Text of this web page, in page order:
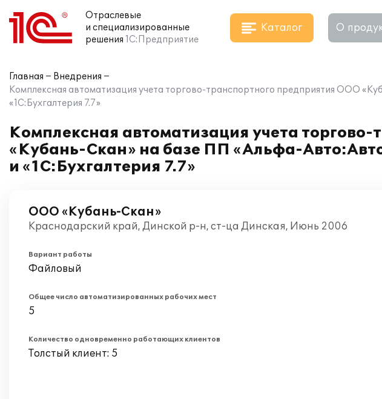
Отраслевые
и специализированные
решения 1С:Предприятие
Каталог О
Главная
Внедрения
Комплексная автоматизация учета торгово-транспортного предприятия ООО
«1С:Бухгалтерия 7.7»
Комплексная автоматизация учета
«Кубань-Скан» на базе ПП «Альфа-
и «1С:Бухгалтерия 7.7»
ООО «Кубань-Скан»
Краснодарский край, Динской р-н, ст-ца Динская, Июнь 2006
Вариант работы
Файловый
Общее число автоматизированных рабочих мест
5
Количество одновременно работающих клиентов
Толстый клиент: 5